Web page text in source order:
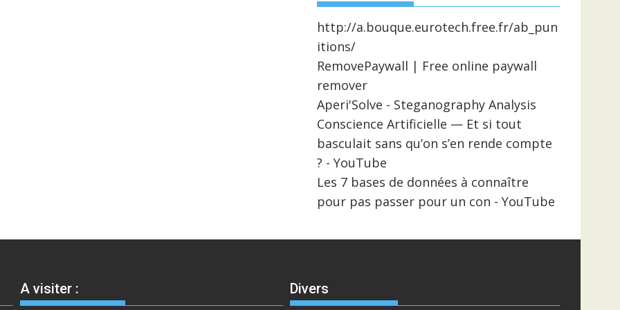
http://a.bouque.eurotech.free.fr/ab_pun
itions/
RemovePaywall | Free online paywall
remover
Aperi'Solve - Steganography Analysis
Conscience Artificielle — Et si tout
basculait sans qu’on s’en rende compte
? - YouTube
Les 7 bases de données à connaître
pour pas passer pour un con - YouTube
A visiter : Divers